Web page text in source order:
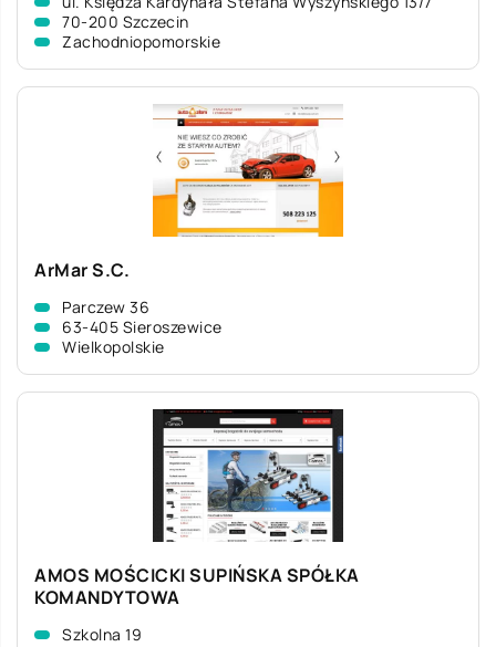
70-200 Szczecin
Zachodniopomorskie
ArMar S.C.
Parczew 36
63-405 Sieroszewice
Wielkopolskie
AMOS MOŚCICKI SUPIŃSKA SPÓŁKA
KOMANDYTOWA
Szkolna 19